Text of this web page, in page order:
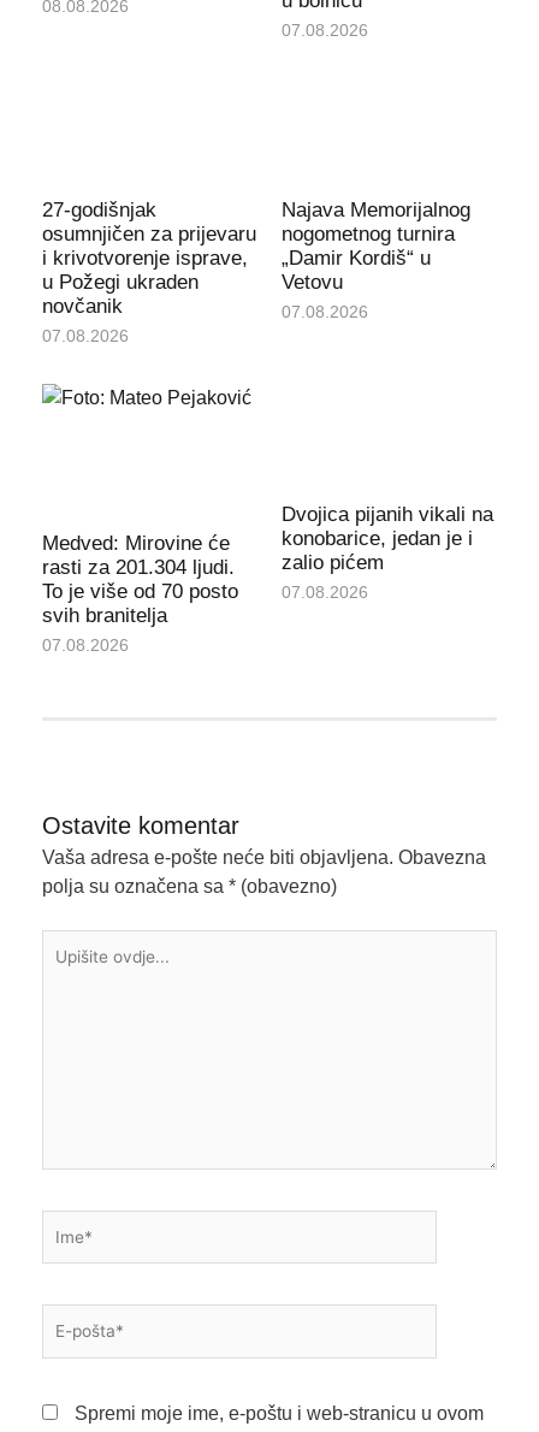
08.08.2026
07.08.2026
27-godišnjak
osumnjičen za prijevaru
i krivotvorenje isprave,
u Požegi ukraden
novčanik
07.08.2026
Najava Memorijalnog
nogometnog turnira
„Damir Kordiš“ u
Vetovu
07.08.2026
Medved: Mirovine će
rasti za 201.304 ljudi.
To je više od 70 posto
svih branitelja
07.08.2026
Dvojica pijanih vikali na
konobarice, jedan je i
zalio pićem
07.08.2026
Ostavite komentar
Vaša adresa e-pošte neće biti objavljena. Obavezna
polja su označena sa * (obavezno)
ovdje...
pošta*
Spremi moje ime, e-poštu i web-stranicu u ovom